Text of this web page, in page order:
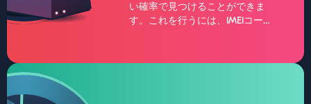
い確率で見つけることができま
す。これを行うには、IMEIコー
ースされたときに割り当てられ